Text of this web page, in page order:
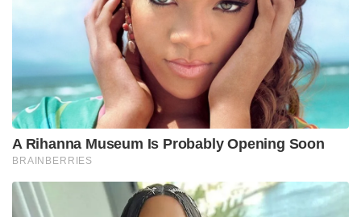
A Rihanna Museum Is Probably Opening Soon
BRAINBERRIES